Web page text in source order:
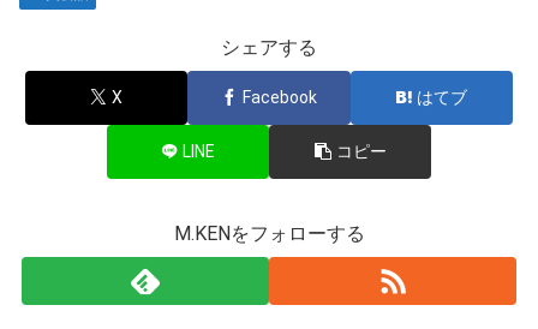
シェアする
X Facebook はてブ
LINE コピー
M.KENをフォローする